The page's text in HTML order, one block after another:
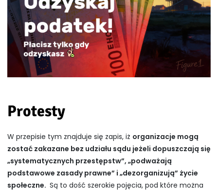
Protesty
W przepisie tym znajduje się zapis, iż organizacje mogą
zostać zakazane bez udziału sądu jeżeli dopuszczają się
„systematycznych przestępstw”, „podważają
podstawowe zasady prawne” i „dezorganizują” życie
społeczne. Są to dość szerokie pojęcia, pod które można